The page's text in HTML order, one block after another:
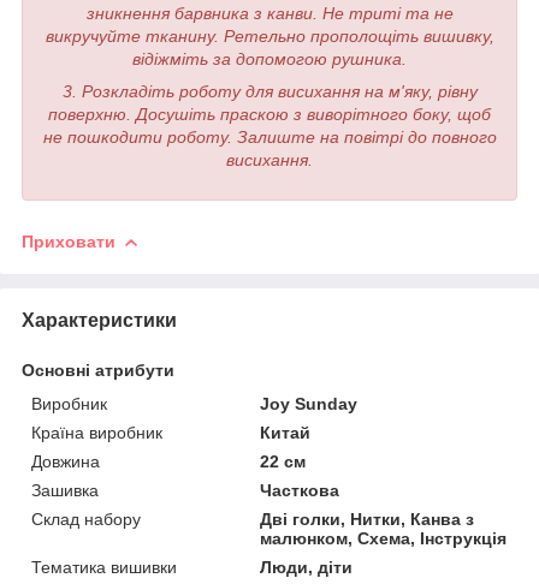
зникнення барвника з канви. Не триті та не
викручуйте тканину. Ретельно прополощіть вишивку,
відіжміть за допомогою рушника.
3. Розкладіть роботу для висихання на м'яку, рівну
поверхню. Досушіть праскою з виворітного боку, щоб
не пошкодити роботу. Залиште на повітрі до повного
висихання.
Приховати
Характеристики
Основні атрибути
Виробник
Joy Sunday
Країна виробник
Китай
Довжина
22 см
Зашивка
Часткова
Склад набору
Дві голки, Нитки, Канва з
малюнком, Схема, Інструкція
Тематика вишивки
Люди, діти